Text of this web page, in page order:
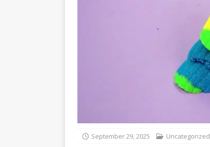
September 29, 2025 Uncategorized